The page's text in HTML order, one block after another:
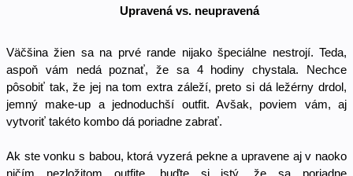
Upravená vs. neupravená
Väčšina žien sa na prvé rande nijako špeciálne nestrojí. Teda,
aspoň vám nedá poznať, že sa 4 hodiny chystala. Nechce
pôsobiť tak, že jej na tom extra záleží, preto si dá ležérny drdol,
jemný make-up a jednoduchší outfit. Avšak, poviem vám, aj
vytvoriť takéto kombo dá poriadne zabrať.
Ak ste vonku s babou, ktorá vyzerá pekne a upravene aj v naoko